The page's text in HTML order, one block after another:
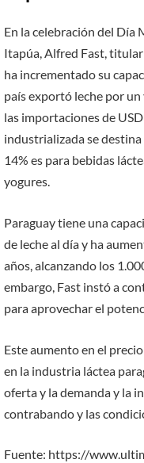
En la celebración del Día
Itapúa, Alfred Fast,
ha incrementado su
país exportó leche por
las importaciones de
industrializada se
14% es para bebidas
yogures.
Paraguay tiene una
de leche al día y ha
años, alcanzando los
embargo, Fast instó a
para aprovechar el
Este aumento en el
en la industria láctea
oferta y la demanda y la
contrabando y las
Fuente: https://